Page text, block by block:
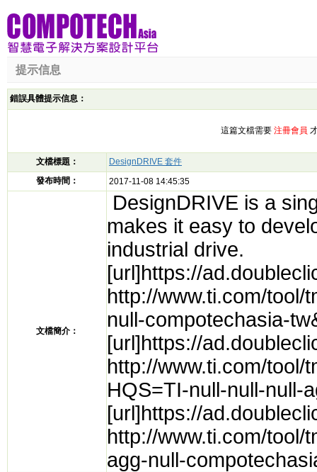
提示信息
錯誤具體提示信息：
這篇文檔需要 注冊會員
文檔標題：
DesignDRIVE 套件
發布時間：
2017-11-08 14:45:35
文檔簡介：
DesignDRIVE is a
makes it easy to
industrial drive.
[url]https://
http://www.ti.com/tool/
null-compotechasia-
[url]https://
http://www.ti.com/tool/
HQS=TI-null-null-null-
[url]https://
http://www.ti.com/tool/
agg-null-